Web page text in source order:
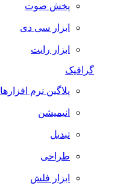
پخش صوت
ابزار سی دی
ابزار رایت
گرافیک
پلاگین نرم افزارها
انیمیشن
تبدیل
طراحی
ابزار فلش